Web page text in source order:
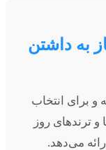
به داشتن
و برای انتخاب
ترندهای روز
می‌دهد.